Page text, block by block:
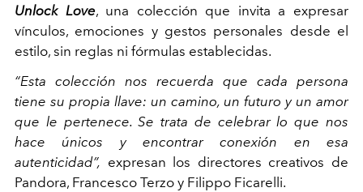
Unlock Love, una colección que invita a expresar
vínculos, emociones y gestos personales desde el
estilo, sin reglas ni fórmulas establecidas.
“Esta colección nos recuerda que cada persona
tiene su propia llave: un camino, un futuro y un amor
que le pertenece. Se trata de celebrar lo que nos
hace únicos y encontrar conexión en esa
autenticidad”, expresan los directores creativos de
Pandora, Francesco Terzo y Filippo Ficarelli.